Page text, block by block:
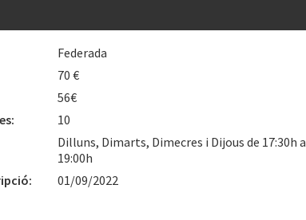
Federada
70 €
56€
10
Dilluns, Dimarts, Dimecres i Dijous de 17:30h a
19:00h
01/09/2022